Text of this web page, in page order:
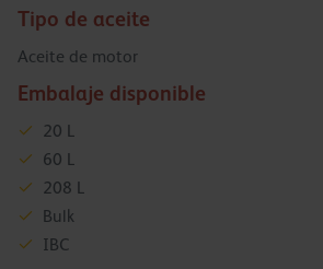
Tipo de aceite
Aceite de motor
Embalaje disponible
20 L
60 L
208 L
Bulk
IBC